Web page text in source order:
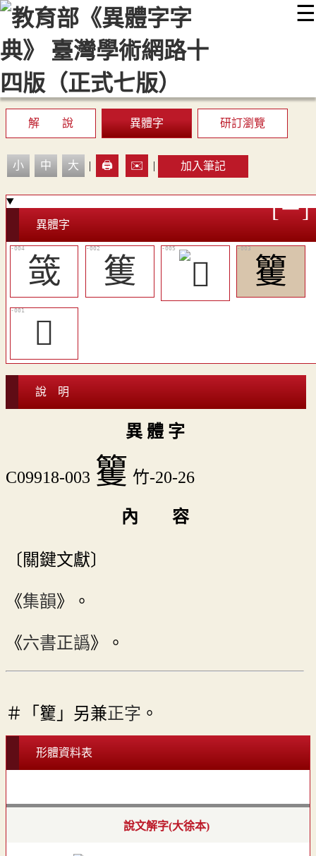
☰
::: 最新消息 常見問題 編輯說明
顯示模式
網站導覽
解 說 異體字 研訂瀏覽
小 中 大 | 🖨️ ✉️ | 加入筆記
異體字
䈅 篗
籰
𧤯
說 明
異 體 字
C09918-003 籰 竹-20-26
內 容
〔關鍵文獻〕
《集韻》。
《六書正譌》。
＃「籰」另兼正字 。
形體資料表
說文解字(大徐本)